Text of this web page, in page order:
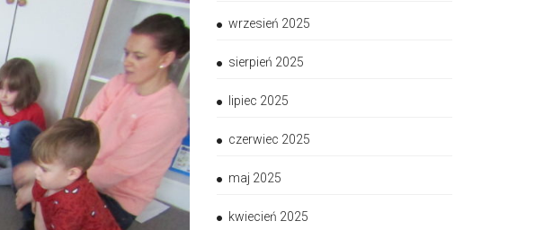
wrzesień 2025
sierpień 2025
lipiec 2025
czerwiec 2025
maj 2025
kwiecień 2025